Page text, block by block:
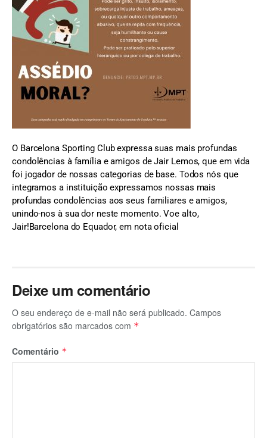
O Barcelona Sporting Club expressa suas mais profundas
condolências à família e amigos de Jair Lemos, que em vida
foi jogador de nossas categorias de base. Todos nós que
integramos a instituição expressamos nossas mais
profundas condolências aos seus familiares e amigos,
unindo-nos à sua dor neste momento. Voe alto,
Jair!Barcelona do Equador, em nota oficial
Deixe um comentário
O seu endereço de e-mail não será publicado. Campos
obrigatórios são marcados com *
Comentário *